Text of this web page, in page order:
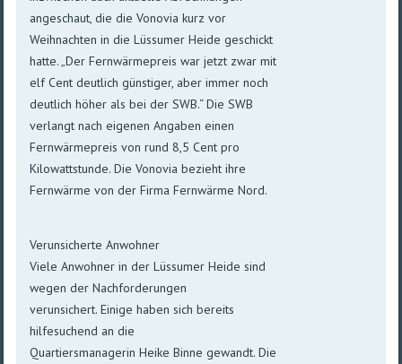
angeschaut, die die Vonovia kurz vor
Weihnachten in die Lüssumer Heide geschickt
hatte. „Der Fernwärmepreis war jetzt zwar mit
elf Cent deutlich günstiger, aber immer noch
deutlich höher als bei der SWB.“ Die SWB
verlangt nach eigenen Angaben einen
Fernwärmepreis von rund 8,5 Cent pro
Kilowattstunde. Die Vonovia bezieht ihre
Fernwärme von der Firma Fernwärme Nord.
Verunsicherte Anwohner
Viele Anwohner in der Lüssumer Heide sind
wegen der Nachforderungen
verunsichert. Einige haben sich bereits
hilfesuchend an die
Quartiersmanagerin Heike Binne gewandt. Die